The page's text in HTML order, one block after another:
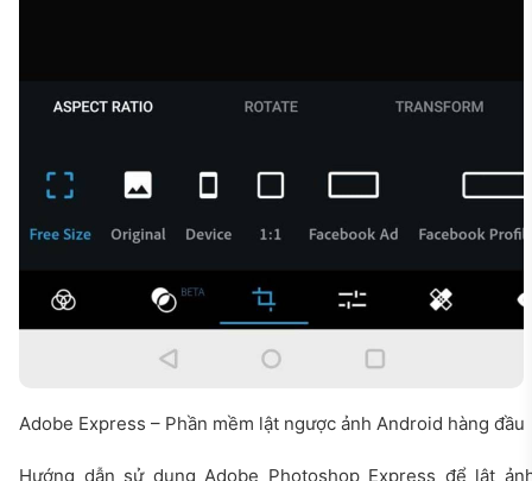
Adobe Express – Phần mềm lật ngược ảnh Android hàng đầu
Hướng dẫn sử dụng Adobe Photoshop Express để lật